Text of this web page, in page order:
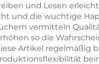
und Lesen
und die wuchtige
vermitteln
so die
Artikel regelmäßig